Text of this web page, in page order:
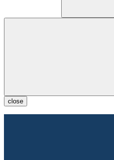
close